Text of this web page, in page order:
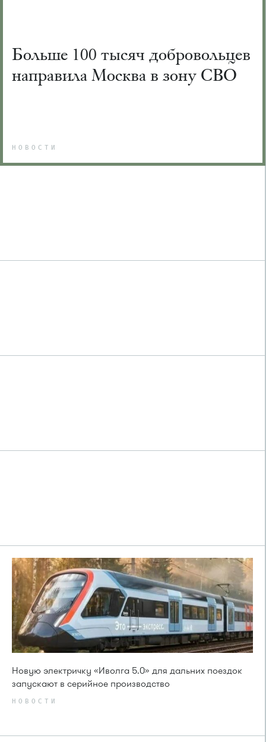
Больше 100 тысяч добровольцев
направила Москва в зону СВО
НОВОСТИ
Новую электричку «Иволга 5.0» для дальних поездок
запускают в серийное производство
НОВОСТИ